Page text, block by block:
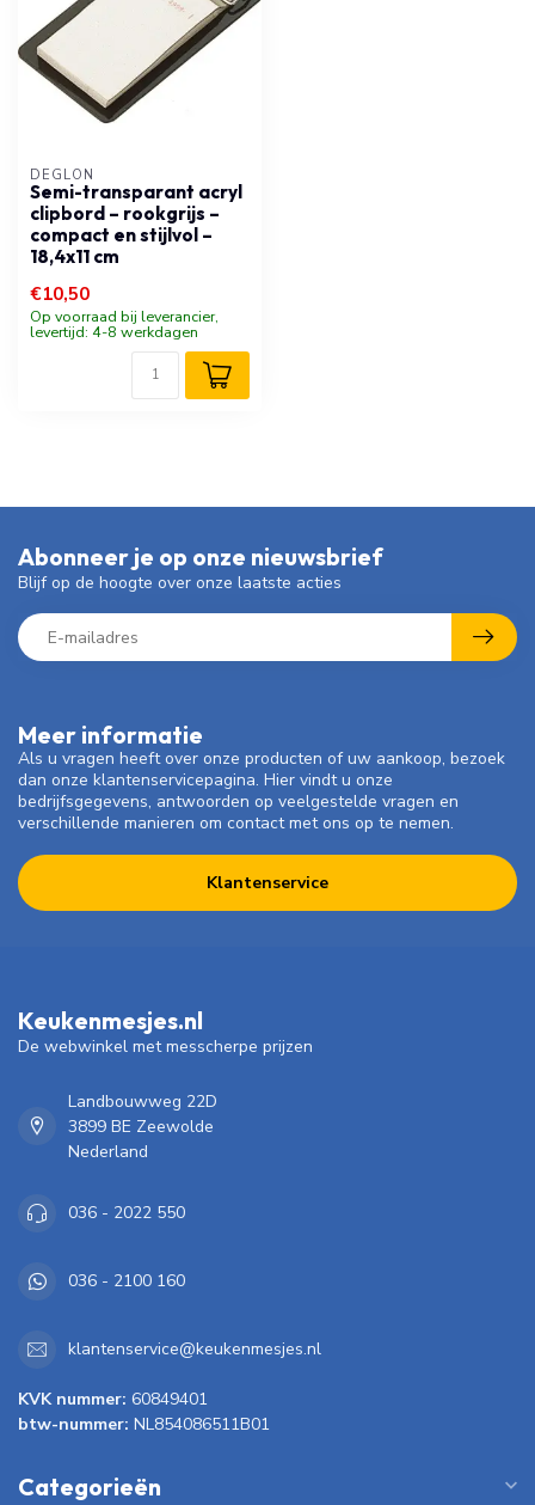
DÉGLON
Semi-transparant acryl
clipbord – rookgrijs –
compact en stijlvol –
18,4x11 cm
€10,50
Op voorraad bij leverancier,
levertijd: 4-8 werkdagen
Meer informatie
Als u vragen heeft over onze producten of uw aankoop, bezoek
dan onze klantenservicepagina. Hier vindt u onze
bedrijfsgegevens, antwoorden op veelgestelde vragen en
verschillende manieren om contact met ons op te nemen.
Klantenservice
Abonneer je op onze nieuwsbrief
Blijf op de hoogte over onze laatste acties
Keukenmesjes.nl
De webwinkel met messcherpe prijzen
Landbouwweg 22D
3899 BE Zeewolde
Nederland
036 - 2022 550
036 - 2100 160
klantenservice@keukenmesjes.nl
KVK nummer: 60849401
btw-nummer: NL854086511B01
Categorieën